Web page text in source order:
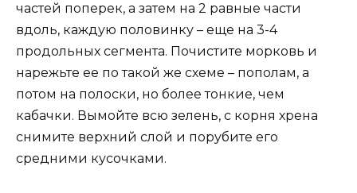
частей поперек, а затем на 2 равные части
вдоль, каждую половинку – еще на 3-4
продольных сегмента. Почистите морковь и
нарежьте ее по такой же схеме – пополам, а
потом на полоски, но более тонкие, чем
кабачки. Вымойте всю зелень, с корня хрена
снимите верхний слой и порубите его
средними кусочками.